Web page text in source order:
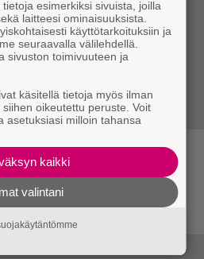
keikka
torstailta
esimerkiksi sivuista, joilla
laitteesi ominaisuuksista.
käyttötarkoituksiin ja
seuraavalla välilehdellä.
sivuston toimivuuteen ja
käsitellä tietoja myös ilman
oikeutettu peruste. Voit
asetuksiasi milloin tahansa
kaikki
valintani